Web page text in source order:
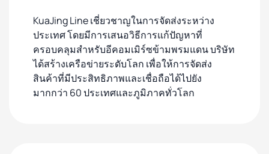
KuaJing Line เชี่ยวชาญในการจัดส่งระหว่าง
ประเทศ โดยมีการเสนอวิธีการแก้ปัญหาที่
ครอบคลุมสำหรับอีคอมเมิร์ซข้ามพรมแดน บริษัท
ได้สร้างเครือข่ายระดับโลก เพื่อให้การจัดส่ง
สินค้าที่มีประสิทธิภาพและเชื่อถือได้ไปยัง
มากกว่า 60 ประเทศและภูมิภาคทั่วโลก